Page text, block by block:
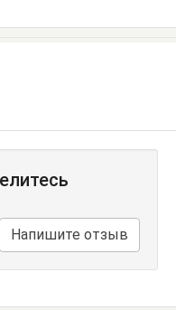
Напишите отзыв